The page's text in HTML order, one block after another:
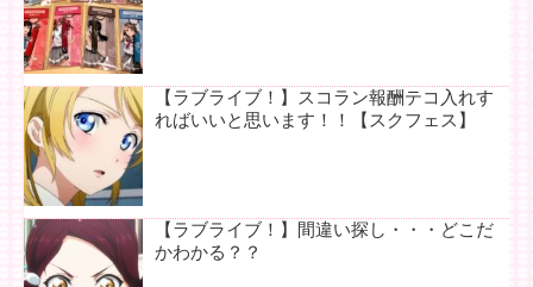
【ラブライブ！】スコラン報酬テコ入れす
ればいいと思います！！【スクフェス】
【ラブライブ！】間違い探し・・・どこだ
かわかる？？